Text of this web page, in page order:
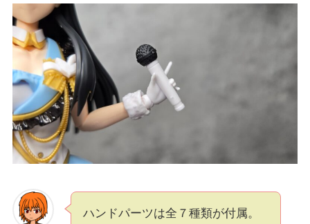
ハンドパーツは全７種類が付属。